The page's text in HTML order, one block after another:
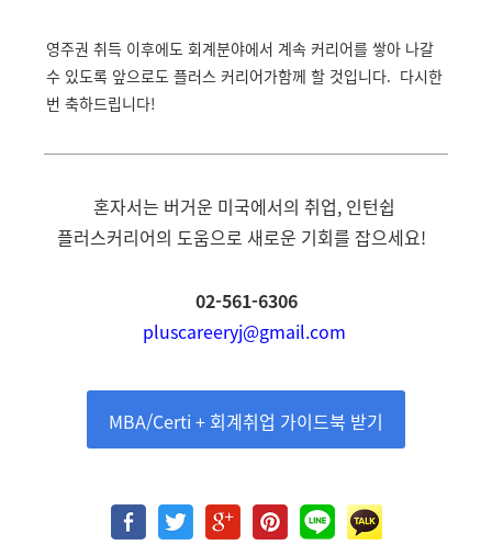
영주권 취득 이후에도 회계분야에서 계속 커리어를 쌓아 나갈
수 있도록 앞으로도 플러스 커리어가함께 할 것입니다. 다시한
번 축하드립니다!
혼자서는 버거운 미국에서의 취업, 인턴쉽
플러스커리어의 도움으로 새로운 기회를 잡으세요!
02-561-6306
pluscareeryj@gmail.com
MBA/Certi + 회계취업 가이드북 받기